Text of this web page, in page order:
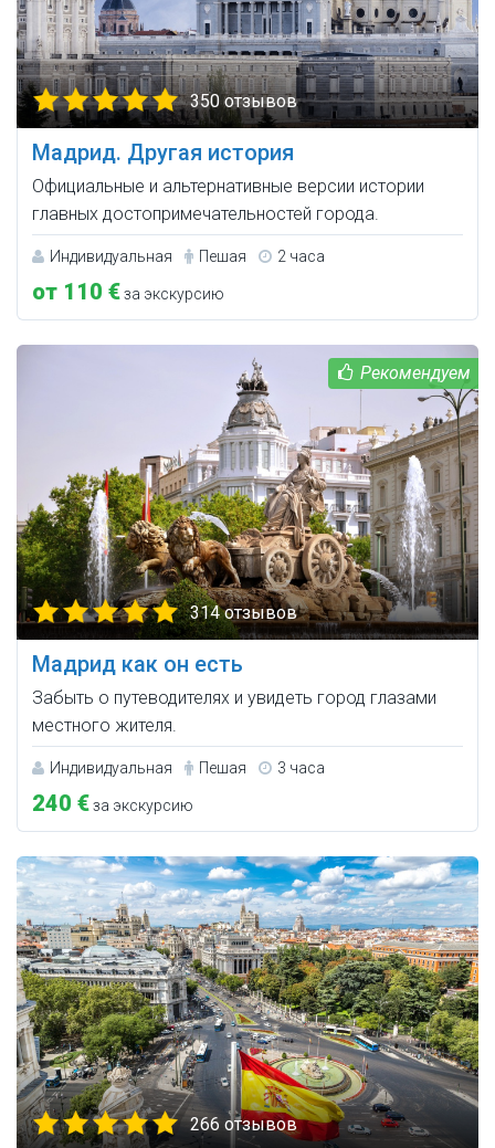
350 отзывов
Мадрид. Другая история
Официальные и альтернативные версии истории
главных достопримечательностей города.
Индивидуальная Пешая 2 часа
от 110 €за экскурсию
314 отзывов
Мадрид как он есть
Забыть о путеводителях и увидеть город глазами
местного жителя.
Индивидуальная Пешая 3 часа
240 €за экскурсию
266 отзывов